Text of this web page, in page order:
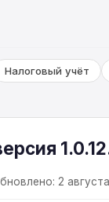
Налоговый учёт
2